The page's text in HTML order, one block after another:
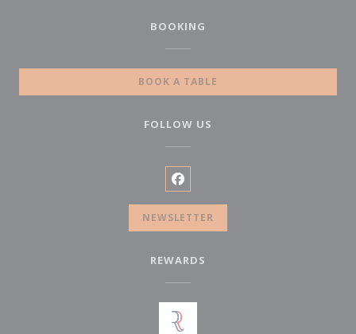
BOOKING
BOOK A TABLE
FOLLOW US
Facebook ((opens in a new
NEWSLETTER
REWARDS